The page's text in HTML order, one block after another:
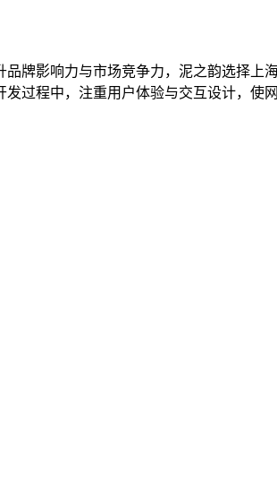
牌影响力与市场竞争力，泥之韵选择上
过程中，注重用户体验与交互设计，使